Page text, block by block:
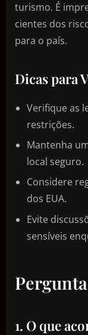
turismo. É
cientes dos
para o país.
Dicas para
Verifique as
restrições.
Mantenha
local seguro.
Considere
dos EUA.
Evite
sensíveis
1. O que